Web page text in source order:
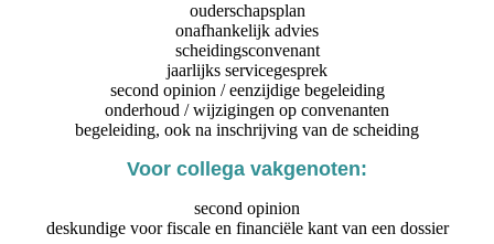
ouderschapsplan
onafhankelijk advies
scheidingsconvenant
jaarlijks servicegesprek
second opinion / eenzijdige begeleiding
onderhoud / wijzigingen op convenanten
begeleiding, ook na inschrijving van de scheiding
Voor collega vakgenoten:
second opinion
deskundige voor fiscale en financiële kant van een dossier